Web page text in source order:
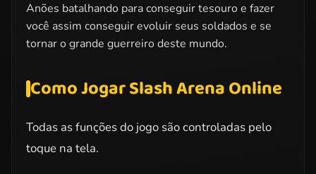
Anões batalhando para conseguir tesouro e fazer
você assim conseguir evoluir seus soldados e se
tornar o grande guerreiro deste mundo.
Como Jogar Slash Arena Online
Todas as funções do jogo são controladas pelo
toque na tela.